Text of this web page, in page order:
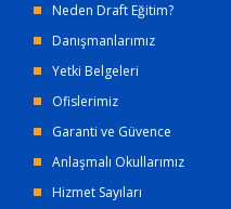
Neden Draft Eğitim?
Danışmanlarımız
Yetki Belgeleri
Ofislerimiz
Garanti ve Güvence
Anlaşmalı Okullarımız
Hizmet Sayıları